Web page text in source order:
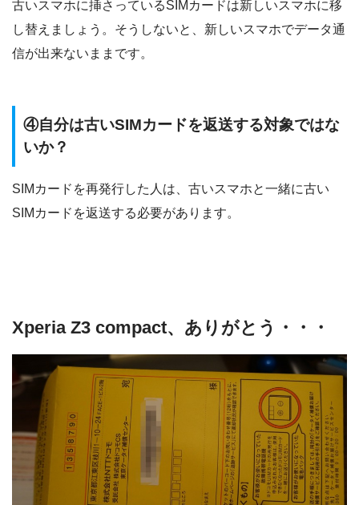
古いスマホに挿さっているSIMカードは新しいスマホに移
し替えましょう。そうしないと、新しいスマホでデータ通
信が出来ないままです。
④自分は古いSIMカードを返送する対象ではな
いか？
SIMカードを再発行した人は、古いスマホと一緒に古い
SIMカードを返送する必要があります。
Xperia Z3 compact、ありがとう・・・